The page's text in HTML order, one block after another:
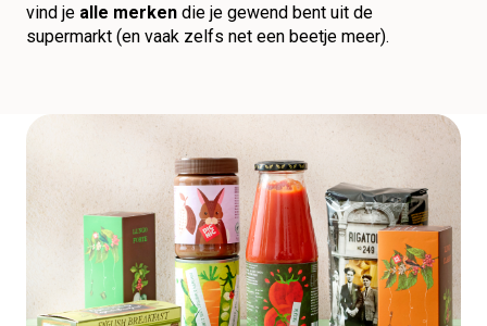
vind je alle merken die je gewend bent uit de
supermarkt (en vaak zelfs net een beetje meer).